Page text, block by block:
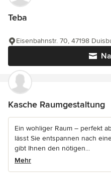
Teba
Eisenbahnstr. 70, 47198
Kasche Raumgestaltung
Ein wohliger Raum – perfekt
lässt Sie entspannen nach
gibt Ihnen den nötigen...
Mehr